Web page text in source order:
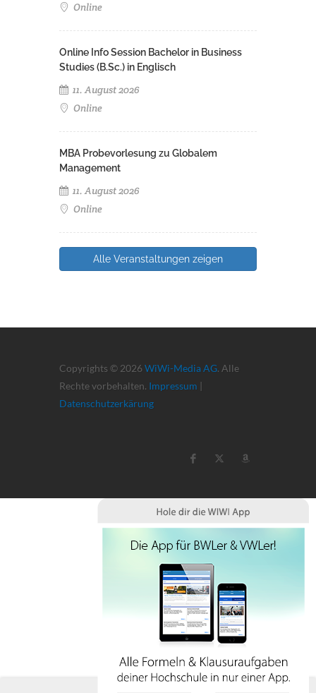
Online
Online Info Session Bachelor in Business
Studies (B.Sc.) in Englisch
11. August 2026
Online
MBA Probevorlesung zu Globalem
Management
11. August 2026
Online
Alle Veranstaltungen zeigen
Copyrights © 2026 WiWi-Media AG. Alle
Rechte vorbehalten. Impressum |
Datenschutzerkärung